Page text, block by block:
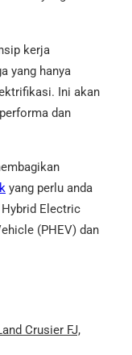
kerja
yang hanya
Ini akan
dan
yang perlu anda
Electric
(PHEV) dan
Crusier FJ,